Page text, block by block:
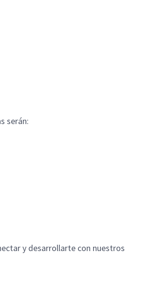
serán:
y desarrollarte con nuestros